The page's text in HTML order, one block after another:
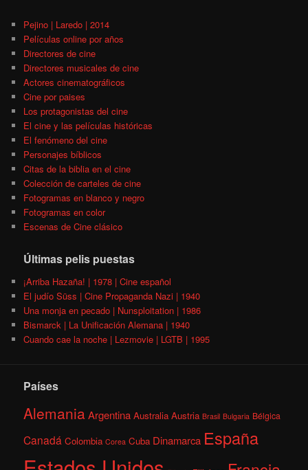
Pejino | Laredo | 2014
Películas online por años
Directores de cine
Directores musicales de cine
Actores cinematográficos
Cine por paises
Los protagonistas del cine
El cine y las películas históricas
El fenómeno del cine
Personajes bíblicos
Citas de la biblia en el cine
Colección de carteles de cine
Fotogramas en blanco y negro
Fotogramas en color
Escenas de Cine clásico
Últimas pelis puestas
¡Arriba Hazaña! | 1978 | Cine español
El judío Süss | Cine Propaganda Nazi | 1940
Una monja en pecado | Nunsploitation | 1986
Bismarck | La Unificación Alemana | 1940
Cuando cae la noche | Lezmovie | LGTB | 1995
Países
AlemaniaArgentina Australia Austria Brasil Bulgaria Bélgica
Canadá Colombia Corea Cuba Dinamarca España